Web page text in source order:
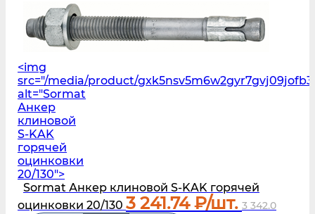
<img
src="/media/product/
alt="Sormat
Анкер
клиновой
S‑KAK
горячей
оцинковки
20/130">
Sormat Анкер клиновой S‑KAK горячей
оцинковки 20/130 3 241.74₽/шт. 3 342.0